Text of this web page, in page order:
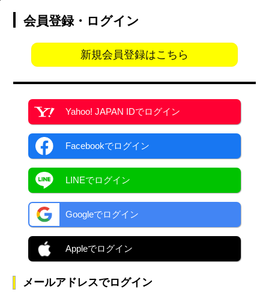
会員登録・ログイン
新規会員登録はこちら
Yahoo! JAPAN IDでログイン
Facebookでログイン
LINEでログイン
Googleでログイン
Appleでログイン
メールアドレスでログイン